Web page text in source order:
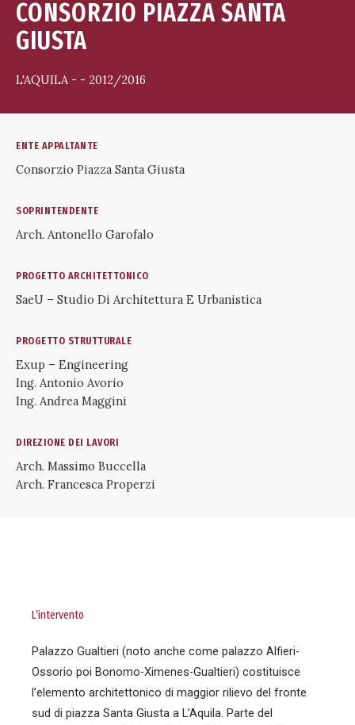
CONSORZIO PIAZZA SANTA
GIUSTA
L'AQUILA - - 2012/2016
ENTE APPALTANTE
Consorzio Piazza Santa Giusta
SOPRINTENDENTE
Arch. Antonello Garofalo
PROGETTO ARCHITETTONICO
SaeU – Studio Di Architettura E Urbanistica
PROGETTO STRUTTURALE
Exup – Engineering
Ing. Antonio Avorio
Ing. Andrea Maggini
DIREZIONE DEI LAVORI
Arch. Massimo Buccella
Arch. Francesca Properzi
L’intervento
Palazzo Gualtieri (noto anche come palazzo Alfieri-
Ossorio poi Bonomo-Ximenes-Gualtieri) costituisce
l’elemento architettonico di maggior rilievo del fronte
sud di piazza Santa Giusta a L’Aquila. Parte del